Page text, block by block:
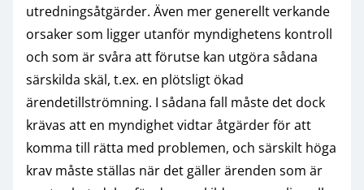
utredningsåtgärder. Även mer generellt verkande
orsaker som ligger utanför myndighetens kontroll
och som är svåra att förutse kan utgöra sådana
särskilda skäl, t.ex. en plötsligt ökad
ärendetillströmning. I sådana fall måste det dock
krävas att en myndighet vidtar åtgärder för att
komma till rätta med problemen, och särskilt höga
krav måste ställas när det gäller ärenden som är